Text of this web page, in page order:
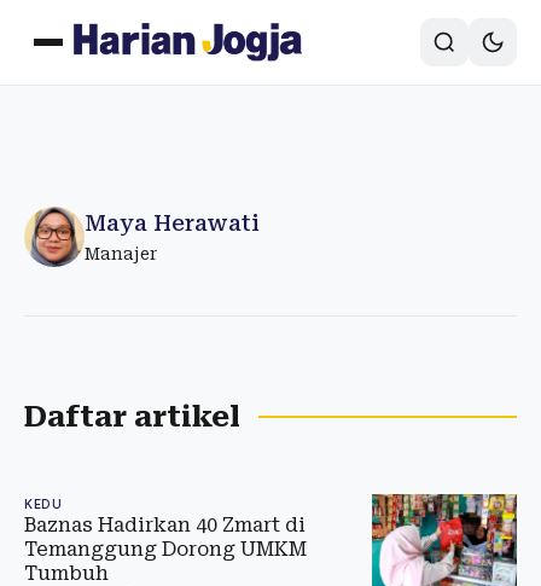
Maya Herawati
Manajer
Daftar artikel
KEDU
Baznas Hadirkan 40 Zmart di
Temanggung Dorong UMKM
Tumbuh